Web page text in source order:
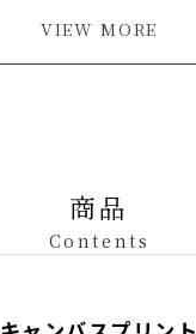
VIEW MORE
商品
Contents